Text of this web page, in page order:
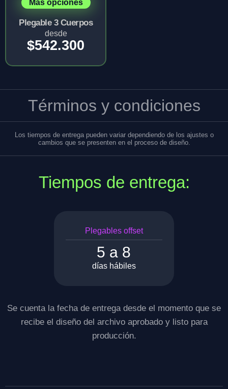
Más opciones
Plegable 3 Cuerpos
desde
$542.300
Términos y condiciones
Los tiempos de entrega pueden variar dependiendo de los ajustes o
cambios que se presenten en el proceso de diseño.
Tiempos de entrega:
Plegables offset
5 a 8
días hábiles
Se cuenta la fecha de entrega desde el momento que se
recibe el diseño del archivo aprobado y listo para
producción.